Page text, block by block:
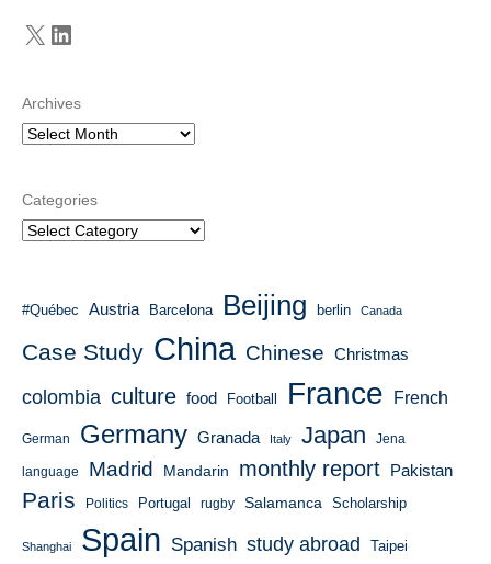
X LinkedIn
Archives
Categories
#Québec Austria Barcelona Beijing berlin Canada
Case Study China Chinese Christmas
colombia culture food Football France French
German Germany Granada Italy Japan Jena
language Madrid Mandarin monthly report Pakistan
Paris Politics Portugal rugby Salamanca Scholarship
Shanghai Spain Spanish study abroad Taipei